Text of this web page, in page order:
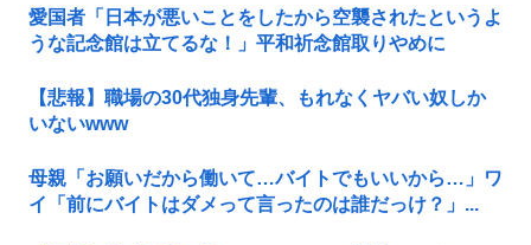
愛国者「日本が悪いことをしたから空襲されたというよ
うな記念館は立てるな！」平和祈念館取りやめに
【悲報】職場の30代独身先輩、もれなくヤバい奴しか
いないwww
母親「お願いだから働いて…バイトでもいいから…」ワ
イ「前にバイトはダメって言ったのは誰だっけ？」...